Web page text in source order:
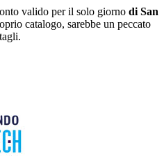
valido per il solo giorno di San
catalogo, sarebbe un peccato